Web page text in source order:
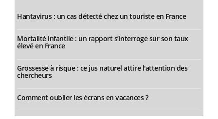
Hantavirus : un cas détecté chez un touriste en France
Mortalité infantile : un rapport s’interroge sur son taux
élevé en France
Grossesse à risque : ce jus naturel attire l'attention des
chercheurs
Comment oublier les écrans en vacances ?